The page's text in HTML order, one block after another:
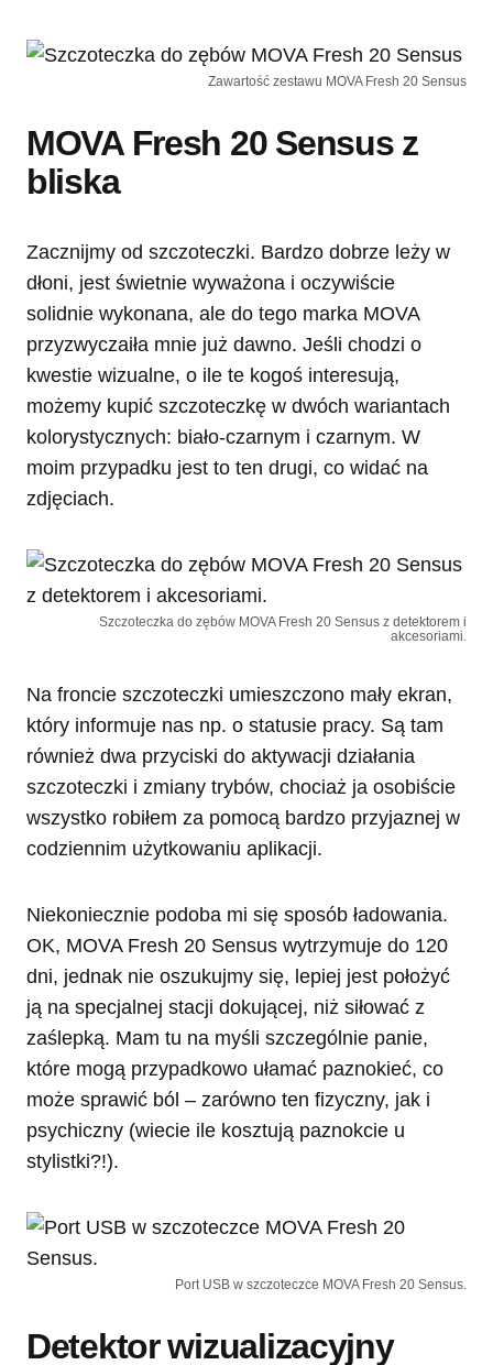
Zawartość zestawu MOVA Fresh 20 Sensus
MOVA Fresh 20 Sensus z
bliska
Zacznijmy od szczoteczki. Bardzo dobrze leży w
dłoni, jest świetnie wyważona i oczywiście
solidnie wykonana, ale do tego marka MOVA
przyzwyczaiła mnie już dawno. Jeśli chodzi o
kwestie wizualne, o ile te kogoś interesują,
możemy kupić szczoteczkę w dwóch wariantach
kolorystycznych: biało-czarnym i czarnym. W
moim przypadku jest to ten drugi, co widać na
zdjęciach.
Szczoteczka do zębów MOVA Fresh 20 Sensus z detektorem i
akcesoriami.
Na froncie szczoteczki umieszczono mały ekran,
który informuje nas np. o statusie pracy. Są tam
również dwa przyciski do aktywacji działania
szczoteczki i zmiany trybów, chociaż ja osobiście
wszystko robiłem za pomocą bardzo przyjaznej w
codziennim użytkowaniu aplikacji.
Niekoniecznie podoba mi się sposób ładowania.
OK, MOVA Fresh 20 Sensus wytrzymuje do 120
dni, jednak nie oszukujmy się, lepiej jest położyć
ją na specjalnej stacji dokującej, niż siłować z
zaślepką. Mam tu na myśli szczególnie panie,
które mogą przypadkowo ułamać paznokieć, co
może sprawić ból – zarówno ten fizyczny, jak i
psychiczny (wiecie ile kosztują paznokcie u
stylistki?!).
Port USB w szczoteczce MOVA Fresh 20 Sensus.
Detektor wizualizacyjny